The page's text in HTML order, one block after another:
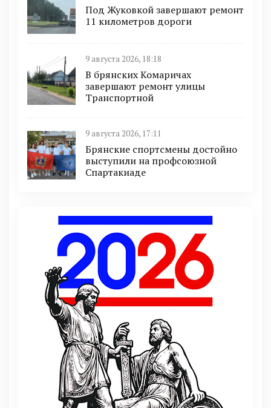
Под Жуковкой завершают ремонт
11 километров дороги
9 августа 2026, 18:18
В брянских Комаричах
завершают ремонт улицы
Транспортной
9 августа 2026, 17:11
Брянские спортсмены достойно
выступили на профсоюзной
Спартакиаде